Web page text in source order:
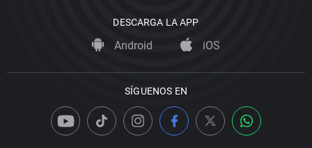
DESCARGA LA APP
Android iOS
SÍGUENOS EN